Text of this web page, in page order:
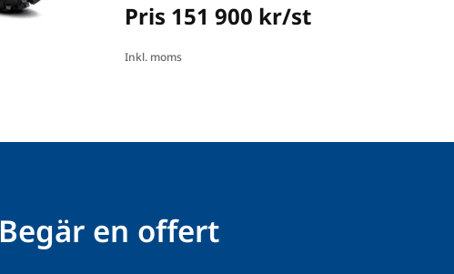
Pris 151 900 kr/st
Inkl. moms
Begär en offert